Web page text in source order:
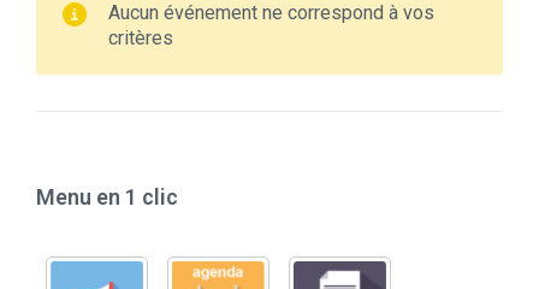
Aucun événement ne correspond à vos
critères
Menu en 1 clic